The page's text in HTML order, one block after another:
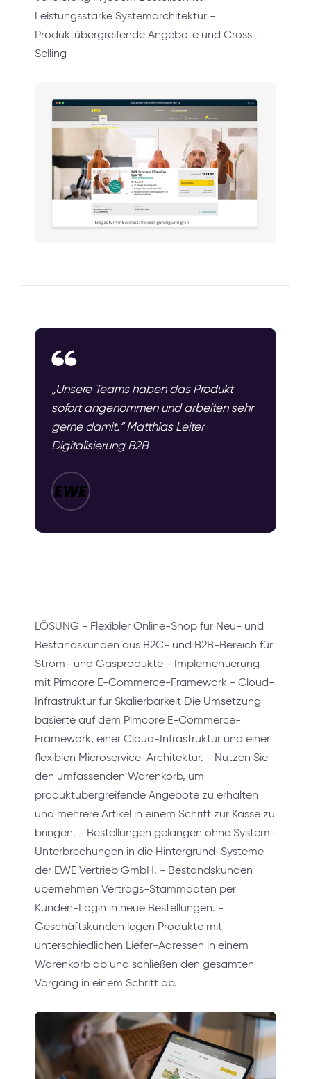
Leistungsstarke Systemarchitektur -
Produktübergreifende Angebote und Cross-
Selling
„Unsere Teams haben das Produkt
sofort angenommen und arbeiten sehr
gerne damit.“ Matthias Leiter
Digitalisierung B2B
LÖSUNG - Flexibler Online-Shop für Neu- und
Bestandskunden aus B2C- und B2B-Bereich für
Strom- und Gasprodukte - Implementierung
mit Pimcore E-Commerce-Framework - Cloud-
Infrastruktur für Skalierbarkeit Die Umsetzung
basierte auf dem Pimcore E-Commerce-
Framework, einer Cloud-Infrastruktur und einer
flexiblen Microservice-Architektur. - Nutzen Sie
den umfassenden Warenkorb, um
produktübergreifende Angebote zu erhalten
und mehrere Artikel in einem Schritt zur Kasse zu
bringen. - Bestellungen gelangen ohne System-
Unterbrechungen in die Hintergrund-Systeme
der EWE Vertrieb GmbH. - Bestandskunden
übernehmen Vertrags-Stammdaten per
Kunden-Login in neue Bestellungen. -
Geschäftskunden legen Produkte mit
unterschiedlichen Liefer-Adressen in einem
Warenkorb ab und schließen den gesamten
Vorgang in einem Schritt ab.